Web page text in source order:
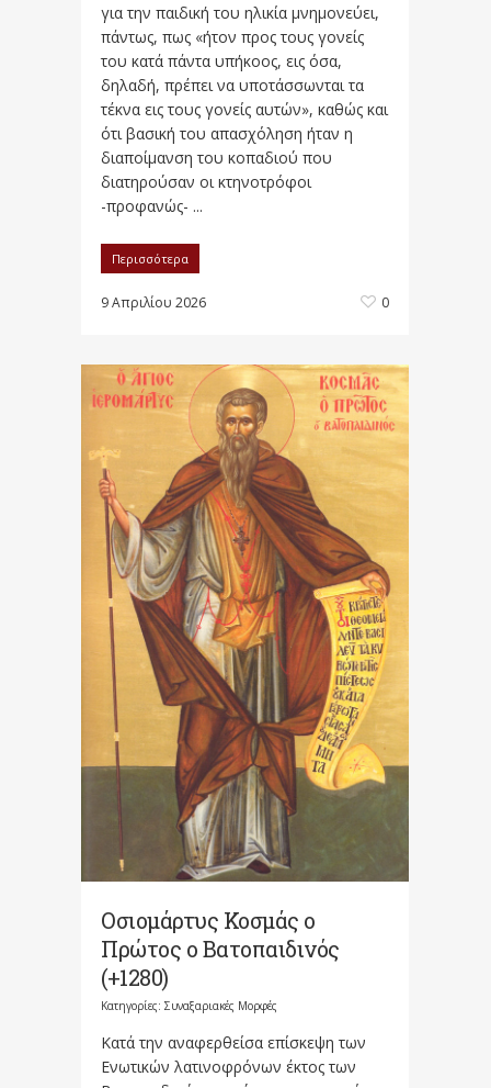
για την παιδική του ηλικία μνημονεύει,
πάντως, πως «ήτον προς τους γονείς
του κατά πάντα υπήκοος, εις όσα,
δηλαδή, πρέπει να υποτάσσωνται τα
τέκνα εις τους γονείς αυτών», καθώς και
ότι βασική του απασχόληση ήταν η
διαποίμανση του κοπαδιού που
διατηρούσαν οι κτηνοτρόφοι
-προφανώς- ...
Περισσότερα
9 Απριλίου 2026 0
Οσιομάρτυς Κοσμάς ο
Πρώτος ο Βατοπαιδινός
(+1280)
Κατηγορίες: Συναξαριακές Μορφές
Κατά την αναφερθείσα επίσκεψη των
Ενωτικών λατινοφρόνων έκτος των